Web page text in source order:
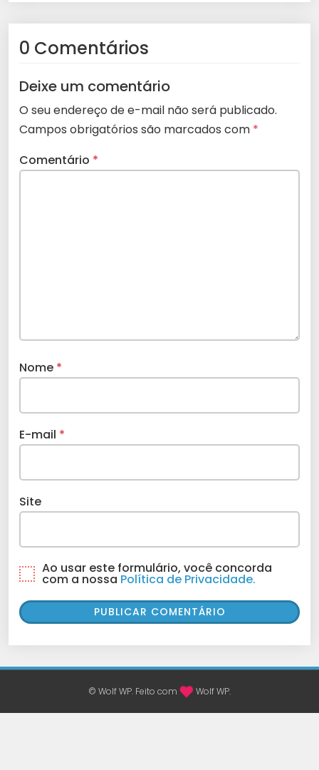
0 Comentários
Deixe um comentário
O seu endereço de e-mail não será publicado.
Campos obrigatórios são marcados com *
Comentário *
Nome *
E-mail *
Site
Ao usar este formulário, você concorda
com a nossa Política de Privacidade.
© Wolf WP. Feito com Wolf WP.